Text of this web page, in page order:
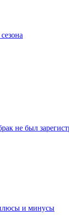
не был
и минусы